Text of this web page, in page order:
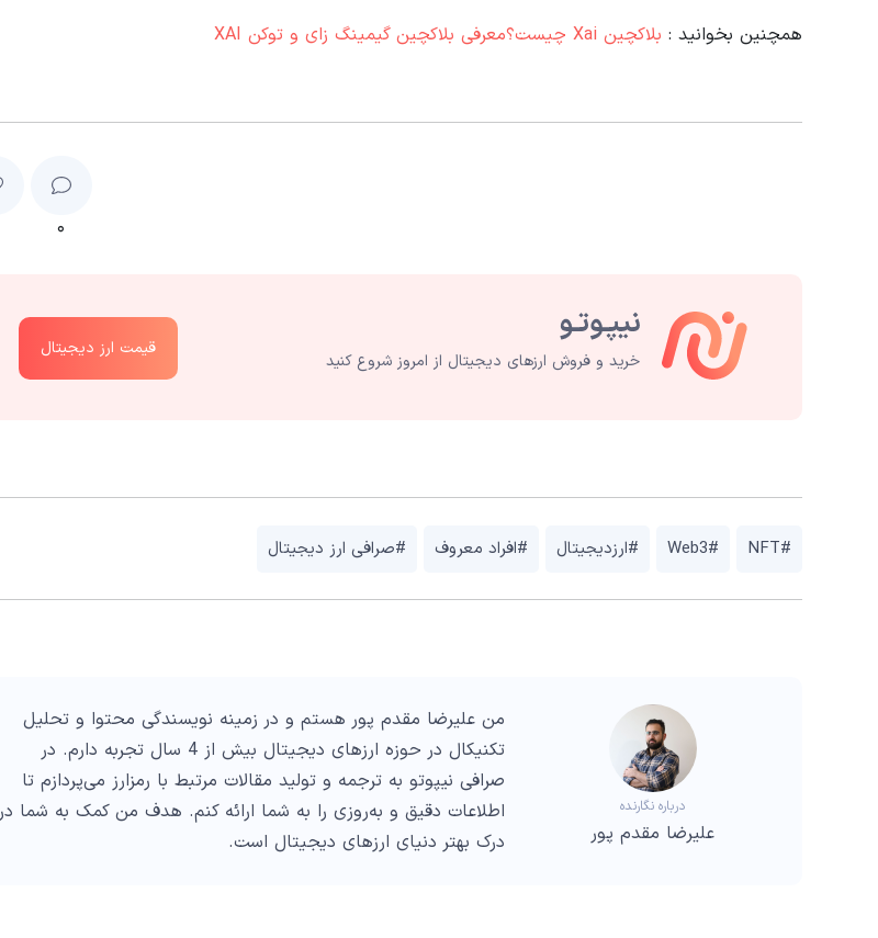
همچنین بخوانید : بلاکچین Xai چیست؟معرفی بلاکچین گیمینگ زای و توکن XAI
۰
خرید و فروش ارزهای دیجیتال از امروز شروع کنید
قیمت ارز دیجیتال
#NFT
#Web3 #ارزدیجیتال #افراد معروف #صرافی ارز دیجیتال
درباره نگارنده
علیرضا مقدم پور
من علیرضا مقدم پور هستم و در زمینه نویسندگی محتوا و تحلیل
تکنیکال در حوزه ارزهای دیجیتال بیش از 4 سال تجربه دارم. در
صرافی نیپوتو به ترجمه و تولید مقالات مرتبط با رمزارز می‌پردازم تا
اطلاعات دقیق و به‌روزی را به شما ارائه کنم. هدف من کمک به شما در
درک بهتر دنیای ارزهای دیجیتال است.